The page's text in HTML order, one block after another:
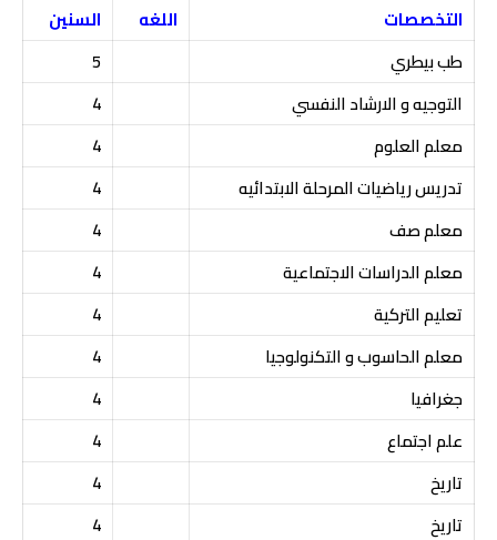
التخصصات اللغه
السنين
طب بيطري
5
التوجيه و الارشاد النفسي
4
معلم العلوم
4
تدريس رياضيات المرحلة الابتدائيه
4
معلم صف
4
معلم الدراسات الاجتماعية
4
تعليم التركية
4
معلم الحاسوب و التكنولوجيا
4
جغرافيا
4
علم اجتماع
4
تاريخ
4
تاريخ
4